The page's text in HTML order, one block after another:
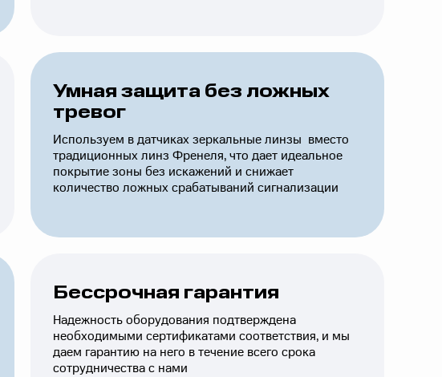
Умная защита без ложных
тревог
Используем в датчиках зеркальные линзы вместо
традиционных линз Френеля, что дает идеальное
покрытие зоны без искажений и снижает
количество ложных срабатываний сигнализации
Бессрочная гарантия
Надежность оборудования подтверждена
необходимыми сертификатами соответствия, и мы
даем гарантию на него в течение всего срока
сотрудничества с нами